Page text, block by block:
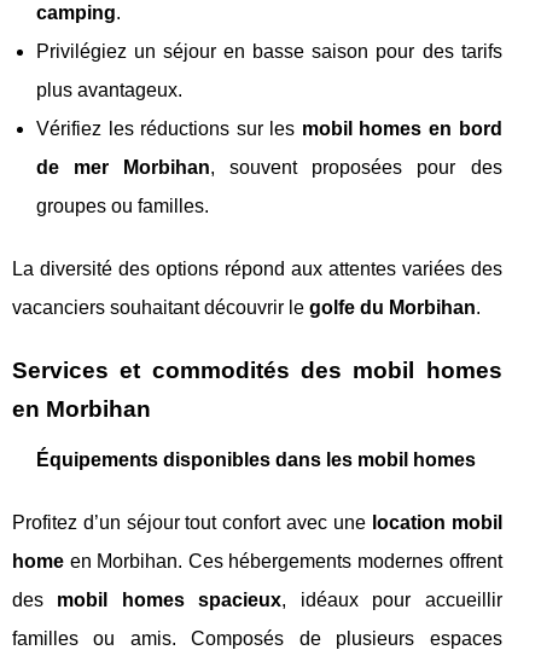
camping.
Privilégiez un séjour en basse saison pour des tarifs
plus avantageux.
Vérifiez les réductions sur les mobil homes en bord
de mer Morbihan, souvent proposées pour des
groupes ou familles.
La diversité des options répond aux attentes variées des
vacanciers souhaitant découvrir le golfe du Morbihan.
Services et commodités des mobil homes
en Morbihan
Équipements disponibles dans les mobil homes
Profitez d’un séjour tout confort avec une location mobil
home en Morbihan. Ces hébergements modernes offrent
des mobil homes spacieux, idéaux pour accueillir
familles ou amis. Composés de plusieurs espaces